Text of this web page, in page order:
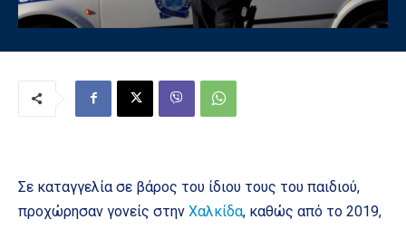
Σε καταγγελία σε βάρος του ίδιου τους του παιδιού,
προχώρησαν γονείς στην Χαλκίδα, καθώς από το 2019,